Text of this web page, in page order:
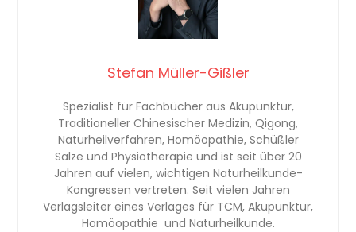
Stefan Müller-Gißler
Spezialist für Fachbücher aus Akupunktur,
Traditioneller Chinesischer Medizin, Qigong,
Naturheilverfahren, Homöopathie, Schüßler
Salze und Physiotherapie und ist seit über 20
Jahren auf vielen, wichtigen Naturheilkunde-
Kongressen vertreten. Seit vielen Jahren
Verlagsleiter eines Verlages für TCM, Akupunktur,
Homöopathie und Naturheilkunde.